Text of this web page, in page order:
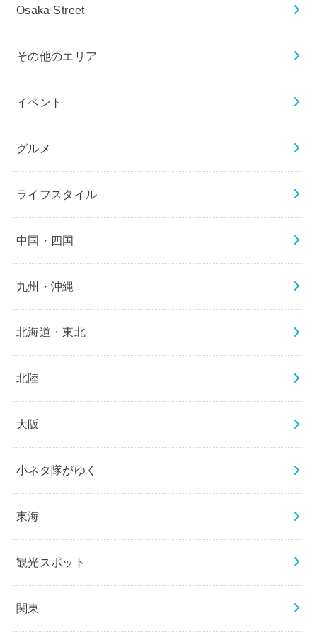
Osaka Street
その他のエリア
イベント
グルメ
ライフスタイル
中国・四国
九州・沖縄
北海道・東北
北陸
大阪
小ネタ隊がゆく
東海
観光スポット
関東